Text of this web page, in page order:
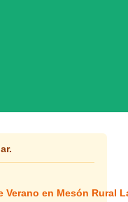
Verano en Mesón Rural